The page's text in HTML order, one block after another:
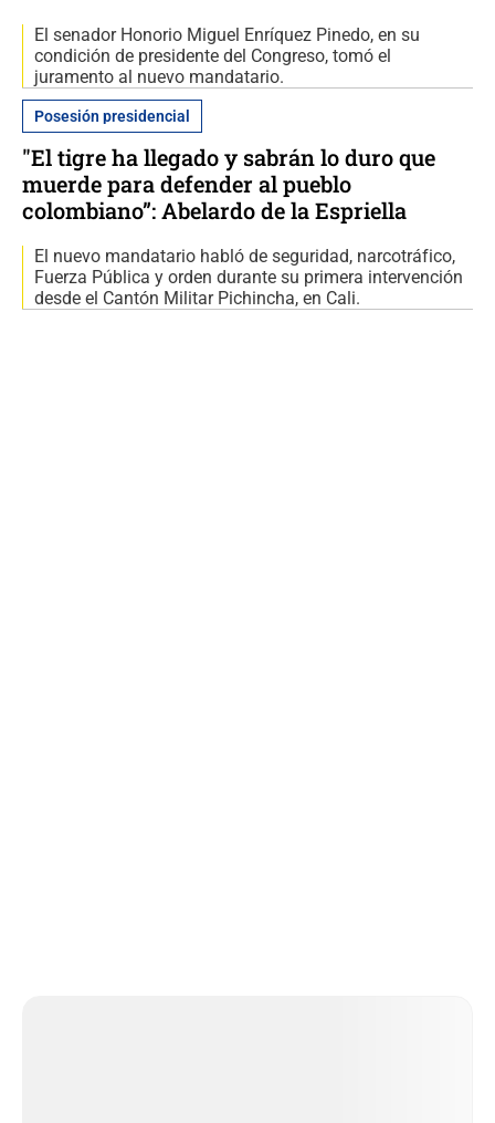
El senador Honorio Miguel Enríquez Pinedo, en su
condición de presidente del Congreso, tomó el
juramento al nuevo mandatario.
Posesión presidencial
"El tigre ha llegado y sabrán lo duro que
muerde para defender al pueblo
colombiano”: Abelardo de la Espriella
El nuevo mandatario habló de seguridad, narcotráfico,
Fuerza Pública y orden durante su primera intervención
desde el Cantón Militar Pichincha, en Cali.